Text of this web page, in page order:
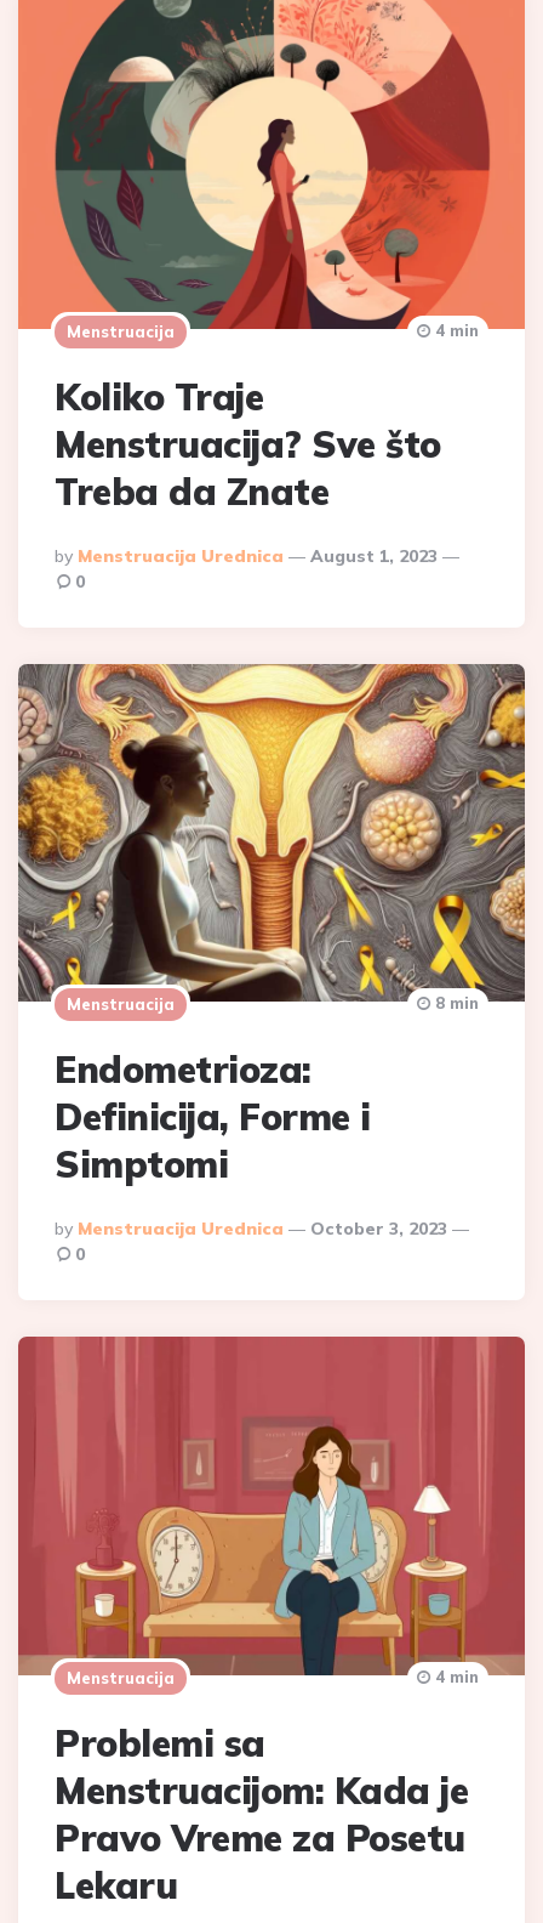
Menstruacija
Koliko Traje
Menstruacija? Sve što
Treba da Znate
Posted
By
By Menstruacija Urednica August 1, 2023
4 min
0
Menstruacija
Endometrioza:
Definicija, Forme i
Simptomi
Posted
By
By Menstruacija Urednica October 3, 2023
8 min
0
Menstruacija
Problemi sa
Menstruacijom: Kada je
Pravo Vreme za Posetu
Lekaru
4 min